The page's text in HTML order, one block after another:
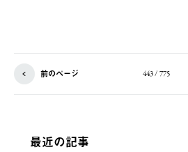
前のページ 443 / 775
最近の記事